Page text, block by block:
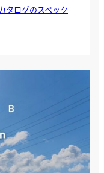
タログのスペック